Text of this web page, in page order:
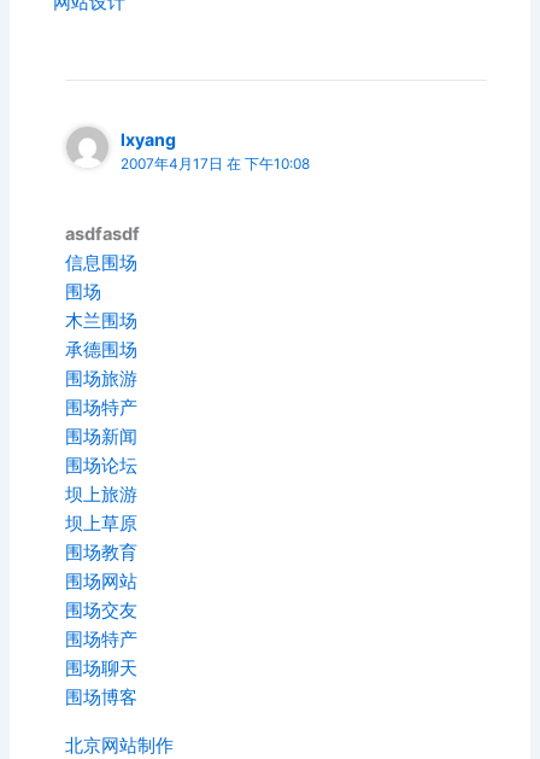
lxyang
2007年4月17日 在 下午10:08
asdfasdf
信息围场
围场
木兰围场
承德围场
围场旅游
围场特产
围场新闻
围场论坛
坝上旅游
坝上草原
围场教育
围场网站
围场交友
围场特产
围场聊天
围场博客
北京网站制作